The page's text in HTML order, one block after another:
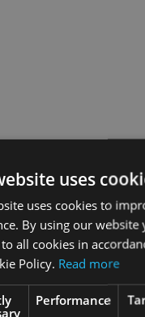
uses
uses cookies to
By using our website
all cookies in
Policy. Read more
Performance